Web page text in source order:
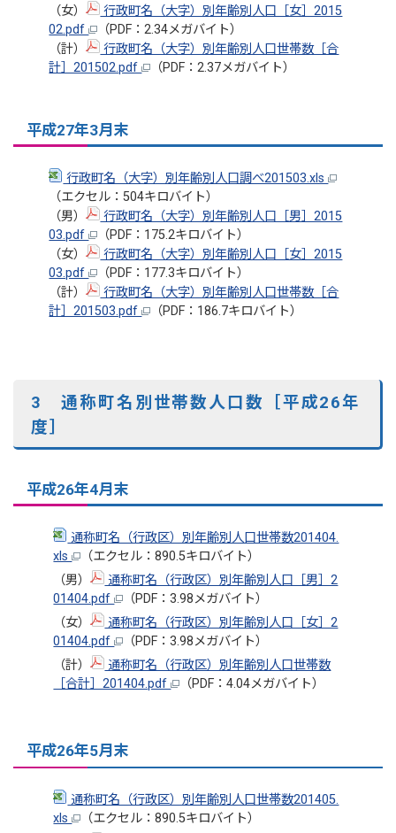
（女）
行政町名（大字）別年齢別人口［女］2015
02.pdf
（PDF：2.34メガバイト）
（計）
行政町名（大字）別年齢別人口世帯数［合
計］201502.pdf
（PDF：2.37メガバイト）
平成27年3月末
行政町名（大字）別年齢別人口調べ201503.xls
（エクセル：504キロバイト）
（男）
行政町名（大字）別年齢別人口［男］2015
03.pdf
（PDF：175.2キロバイト）
（女）
行政町名（大字）別年齢別人口［女］2015
03.pdf
（PDF：177.3キロバイト）
（計）
行政町名（大字）別年齢別人口世帯数［合
計］201503.pdf
（PDF：186.7キロバイト）
3 通称町名別世帯数人口数［平成26年
度］
平成26年4月末
通称町名（行政区）別年齢別人口世帯数201404.
xls
（エクセル：890.5キロバイト）
（男）
通称町名（行政区）別年齢別人口［男］2
01404.pdf
（PDF：3.98メガバイト）
（女）
通称町名（行政区）別年齢別人口［女］2
01404.pdf
（PDF：3.98メガバイト）
（計）
通称町名（行政区）別年齢別人口世帯数
［合計］201404.pdf
（PDF：4.04メガバイト）
平成26年5月末
通称町名（行政区）別年齢別人口世帯数201405.
xls
（エクセル：890.5キロバイト）